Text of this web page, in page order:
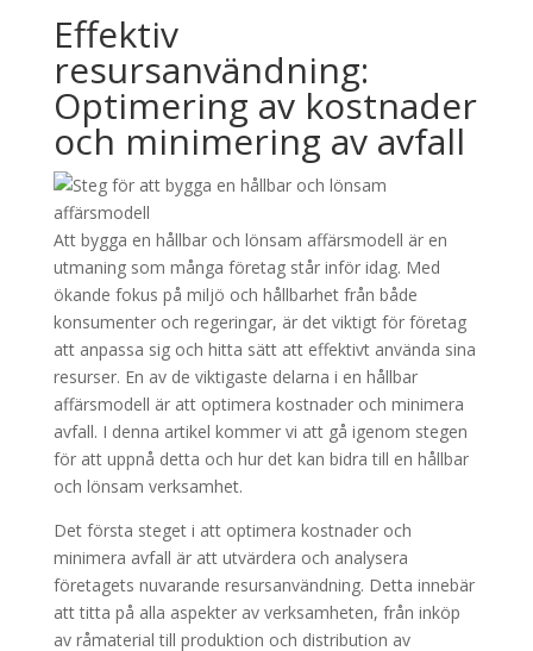
Effektiv
resursanvändning:
Optimering av kostnader
och minimering av avfall
Att bygga en hållbar och lönsam affärsmodell är en
utmaning som många företag står inför idag. Med
ökande fokus på miljö och hållbarhet från både
konsumenter och regeringar, är det viktigt för företag
att anpassa sig och hitta sätt att effektivt använda sina
resurser. En av de viktigaste delarna i en hållbar
affärsmodell är att optimera kostnader och minimera
avfall. I denna artikel kommer vi att gå igenom stegen
för att uppnå detta och hur det kan bidra till en hållbar
och lönsam verksamhet.
Det första steget i att optimera kostnader och
minimera avfall är att utvärdera och analysera
företagets nuvarande resursanvändning. Detta innebär
att titta på alla aspekter av verksamheten, från inköp
av råmaterial till produktion och distribution av